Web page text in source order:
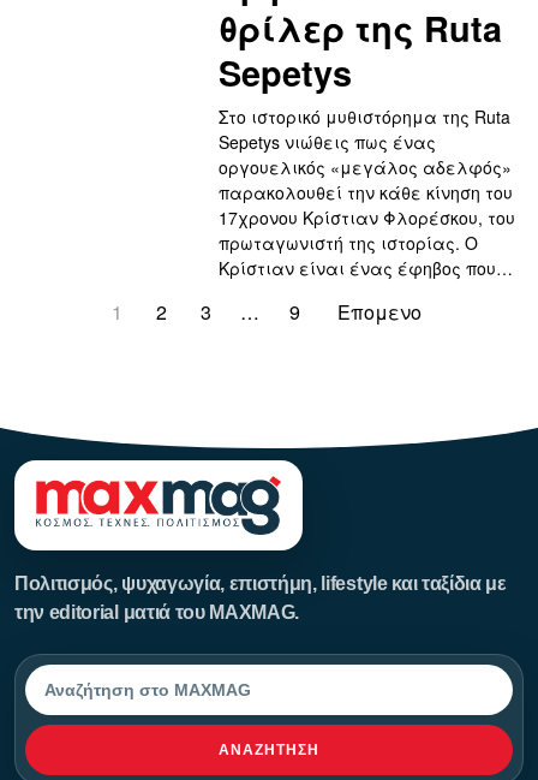
θρίλερ της Ruta
Sepetys
Στο ιστορικό μυθιστόρημα της Ruta
Sepetys νιώθεις πως ένας
οργουελικός «μεγάλος αδελφός»
παρακολουθεί την κάθε κίνηση του
17χρονου Κρίστιαν Φλορέσκου, του
πρωταγωνιστή της ιστορίας. Ο
Κρίστιαν είναι ένας έφηβος που…
1 2 3 … 9 Επομενο
Πολιτισμός, ψυχαγωγία, επιστήμη, lifestyle και ταξίδια με
την editorial ματιά του MAXMAG.
Αναζήτηση
ΑΝΑΖΉΤΗΣΗ